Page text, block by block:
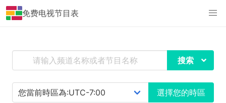
免费电视节目表
搜索
選擇您的時區